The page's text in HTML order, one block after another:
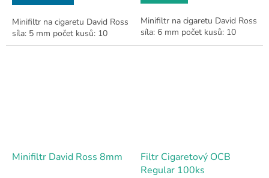
Minifiltr na cigaretu David Ross
síla: 5 mm počet kusů: 10
Minifiltr na cigaretu David Ross
síla: 6 mm počet kusů: 10
Minifiltr David Ross 8mm
Filtr Cigaretový OCB
Regular 100ks